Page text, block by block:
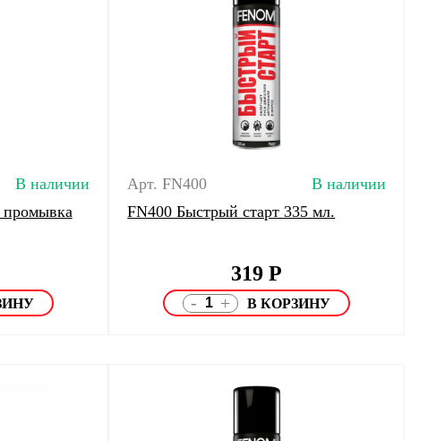
В наличии
Арт. FN400
В наличии
FN400 Быстрый старт 335 мл.
319Р
- +